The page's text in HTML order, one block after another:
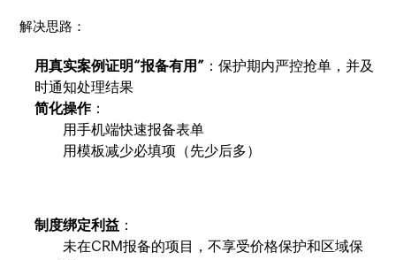
解决思路：
用真实案例证明“报备有用” ：保护期内严控抢单，并及
时通知处理结果
简化操作：
用手机端快速报备表单
用模板减少必填项（先少后多）
制度绑定利益 ：
未在CRM报备的项目，不享受价格保护和区域保